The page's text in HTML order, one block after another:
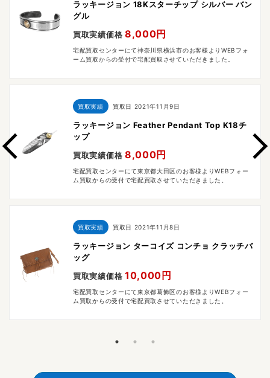
ラッキージョン 18Kスターチップ シルバー バン
グル
買取実績価格 8,000円
宅配買取センターにて神奈川県横浜市のお客様よりWEBフォ
ーム買取からの受付で宅配買取させていただきました。
買取実績 買取日 2021年11月9日
ラッキージョン Feather Pendant Top K18チ
ップ
買取実績価格 8,000円
宅配買取センターにて東京都大田区のお客様よりWEBフォー
ム買取からの受付で宅配買取させていただきました。
買取実績 買取日 2021年11月8日
ラッキージョン ターコイズ コンチョ クラッチバ
ッグ
買取実績価格 10,000円
宅配買取センターにて東京都葛飾区のお客様よりWEBフォー
ム買取からの受付で宅配買取させていただきました。